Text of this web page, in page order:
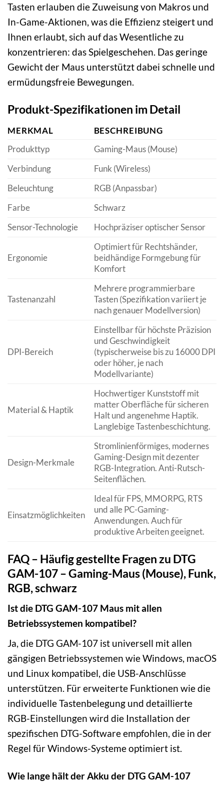
Tasten erlauben die Zuweisung von Makros und
In-Game-Aktionen, was die Effizienz steigert und
Ihnen erlaubt, sich auf das Wesentliche zu
konzentrieren: das Spielgeschehen. Das geringe
Gewicht der Maus unterstützt dabei schnelle und
ermüdungsfreie Bewegungen.
Produkt-Spezifikationen im Detail
MERKMAL
BESCHREIBUNG
Produkttyp
Gaming-Maus (Mouse)
Verbindung
Funk (Wireless)
Beleuchtung
RGB (Anpassbar)
Farbe
Schwarz
Sensor-Technologie
Hochpräziser optischer Sensor
Ergonomie
Optimiert für Rechtshänder,
beidhändige Formgebung für
Komfort
Tastenanzahl
Mehrere programmierbare
Tasten (Spezifikation variiert je
nach genauer Modellversion)
DPI-Bereich
Einstellbar für höchste Präzision
und Geschwindigkeit
(typischerweise bis zu 16000 DPI
oder höher, je nach
Modellvariante)
Material & Haptik
Hochwertiger Kunststoff mit
matter Oberfläche für sicheren
Halt und angenehme Haptik.
Langlebige Tastenbeschichtung.
Design-Merkmale
Stromlinienförmiges, modernes
Gaming-Design mit dezenter
RGB-Integration. Anti-Rutsch-
Seitenflächen.
Einsatzmöglichkeiten
Ideal für FPS, MMORPG, RTS
und alle PC-Gaming-
Anwendungen. Auch für
produktive Arbeiten geeignet.
FAQ – Häufig gestellte Fragen zu DTG
GAM-107 – Gaming-Maus (Mouse), Funk,
RGB, schwarz
Ist die DTG GAM-107 Maus mit allen
Betriebssystemen kompatibel?
Ja, die DTG GAM-107 ist universell mit allen
gängigen Betriebssystemen wie Windows, macOS
und Linux kompatibel, die USB-Anschlüsse
unterstützen. Für erweiterte Funktionen wie die
individuelle Tastenbelegung und detaillierte
RGB-Einstellungen wird die Installation der
spezifischen DTG-Software empfohlen, die in der
Regel für Windows-Systeme optimiert ist.
Wie lange hält der Akku der DTG GAM-107